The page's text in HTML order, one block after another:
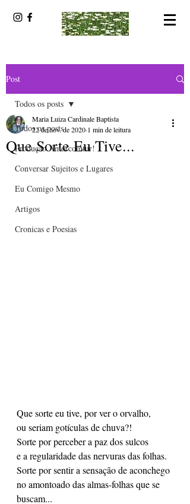
Post
Todos os posts
Produção Amorcomtur!
Conversar Sujeitos e Lugares
Eu Comigo Mesmo
Artigos
Cronicas e Poesias
Todos os posts
Que Sorte Eu Tive...
Maria Luiza Cardinale Baptista
22 de nov. de 2020 1 min de leitura
Que sorte eu tive, por ver o orvalho,
ou seriam gotículas de chuva?!
Sorte por perceber a paz dos sulcos
e a regularidade das nervuras das folhas.
Sorte por sentir a sensação de aconchego
no amontoado das almas-folhas que se
buscam...